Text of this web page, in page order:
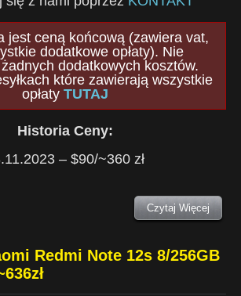
jest ceną końcową (zawiera vat,
dodatkowe opłaty). Nie
dodatkowych kosztów.
które zawierają wszystkie
opłaty TUTAJ
Historia Ceny:
– $90/~360 zł
Czytaj Więcej
Redmi Note 12s 8/256GB